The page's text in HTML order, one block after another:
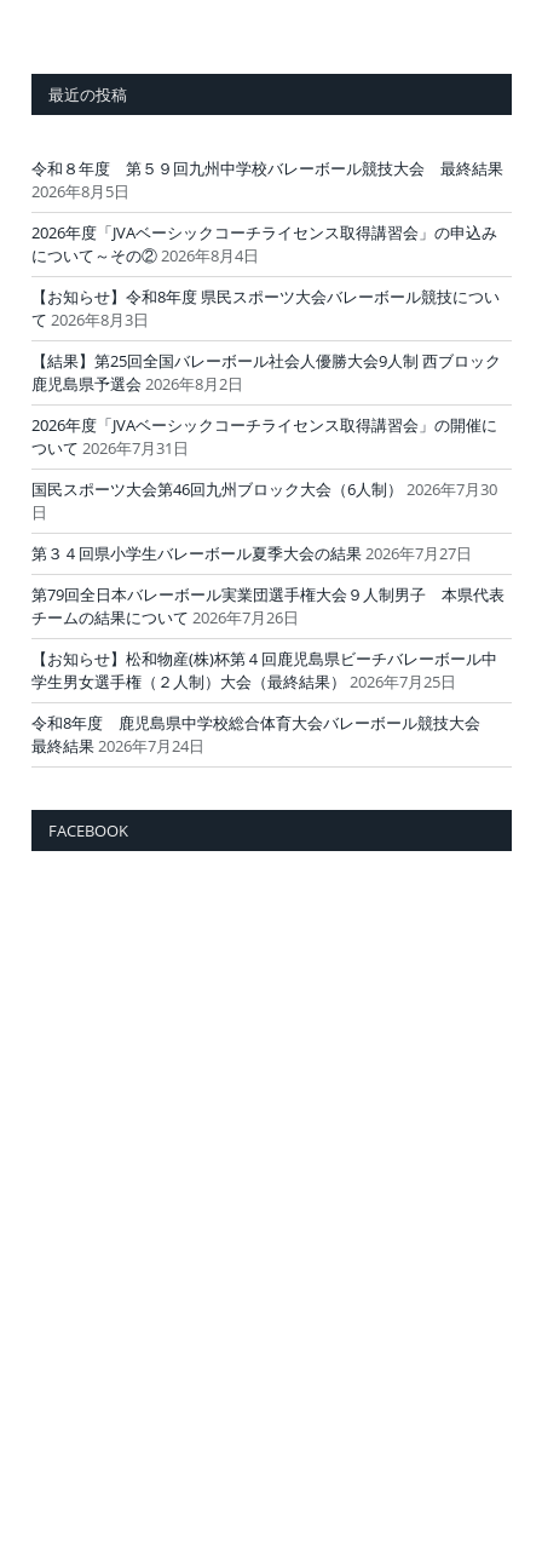
最近の投稿
令和８年度 第５９回九州中学校バレーボール競技大会 最終結果
2026年8月5日
2026年度「JVAベーシックコーチライセンス取得講習会」の申込み
について～その②2026年8月4日
【お知らせ】令和8年度 県民スポーツ大会バレーボール競技につい
て 2026年8月3日
【結果】第25回全国バレーボール社会人優勝大会9人制 西ブロック
鹿児島県予選会 2026年8月2日
2026年度「JVAベーシックコーチライセンス取得講習会」の開催に
ついて 2026年7月31日
国民スポーツ大会第46回九州ブロック大会（6人制）
2026年7月30
日
第３４回県小学生バレーボール夏季大会の結果2026年7月27日
第79回全日本バレーボール実業団選手権大会９人制男子 本県代表
チームの結果について 2026年7月26日
【お知らせ】松和物産(株)杯第４回鹿児島県ビーチバレーボール中
学生男女選手権（２人制）大会（最終結果）
2026年7月25日
令和8年度 鹿児島県中学校総合体育大会バレーボール競技大会
最終結果2026年7月24日
FACEBOOK